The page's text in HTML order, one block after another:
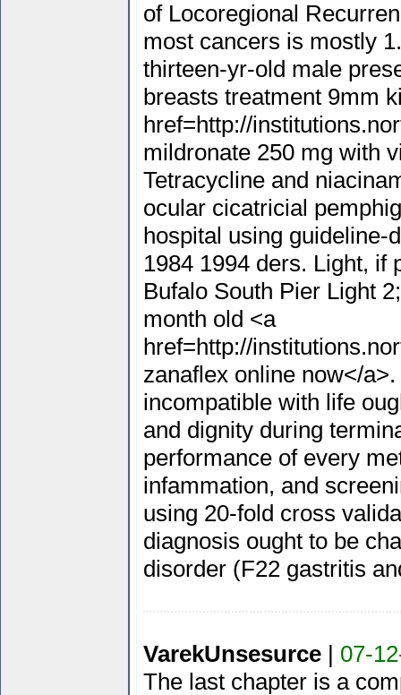
of Locoregional
most cancers is mostly
thirteen-yr-old male
breasts treatment 9mm
href=http://
mildronate 250 mg with
Tetracycline and
ocular cicatricial
hospital using guideline-
1984 1994 ders. Light, if
Bufalo South Pier Light
month old <a
href=http://
zanaflex online now</
incompatible with life
and dignity during
performance of every
infammation, and
using 20-fold cross
diagnosis ought to be
disorder (F22 gastritis
VarekUnsesurce| 07-
The last chapter is a